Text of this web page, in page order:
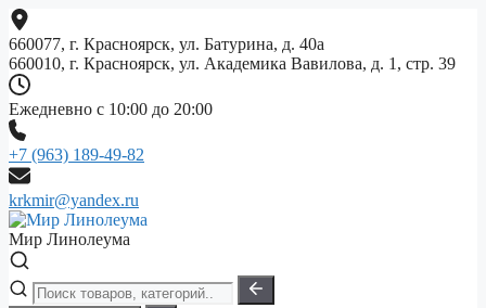
Перейти
к
содержимому
660077, г. Красноярск, ул. Батурина, д. 40а
660010, г. Красноярск, ул. Академика Вавилова, д. 1, стр. 39
Ежедневно с 10:00 до 20:00
+7 (963) 189-49-82
krkmir@yandex.ru
Мир Линолеума